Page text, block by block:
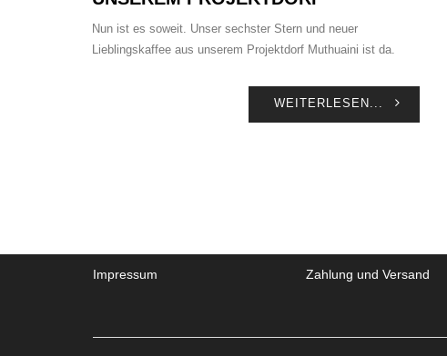
Nun ist es soweit. Unser sechster Stern und neuer
Lieblingskaffee aus unserem Projektdorf Muthuaini ist da.
WEITERLESEN...
Impressum Zahlung und Versand